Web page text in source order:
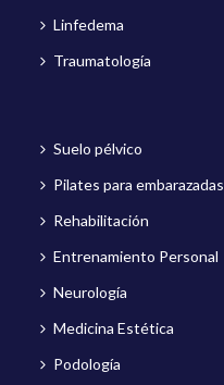
Linfedema
Traumatología
Suelo pélvico
Pilates para embarazadas
Rehabilitación
Entrenamiento Personal
Neurología
Medicina Estética
Podología